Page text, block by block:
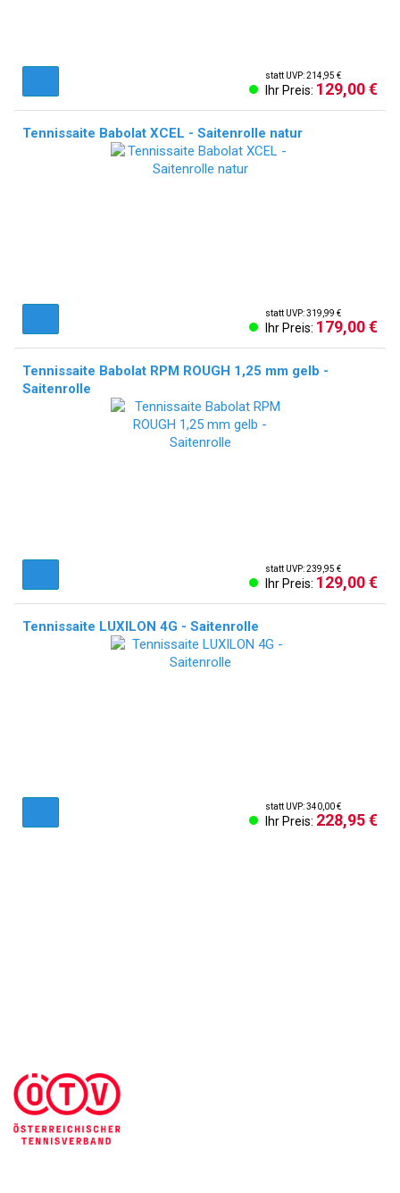
statt UVP: 214,95 €
Ihr Preis: 129,00 €
Tennissaite Babolat XCEL - Saitenrolle natur
statt UVP: 319,99 €
Ihr Preis: 179,00 €
Tennissaite Babolat RPM ROUGH 1,25 mm gelb -
Saitenrolle
statt UVP: 239,95 €
Ihr Preis: 129,00 €
Tennissaite LUXILON 4G - Saitenrolle
statt UVP: 340,00 €
Ihr Preis: 228,95 €